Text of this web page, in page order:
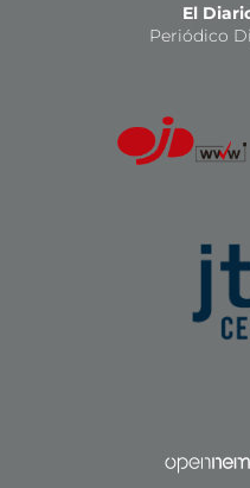
El
Periódico